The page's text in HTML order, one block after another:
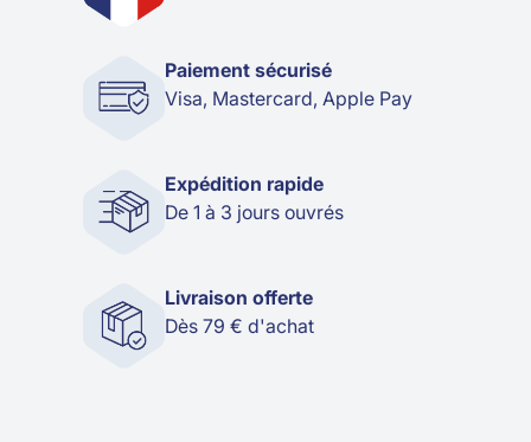
Paiement sécurisé
Visa, Mastercard, Apple Pay
Expédition rapide
De 1 à 3 jours ouvrés
Livraison offerte
Dès 79 € d'achat